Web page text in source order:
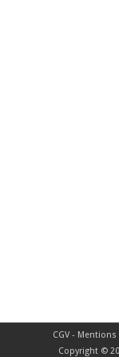
CGV - Mentions
Copyright ©